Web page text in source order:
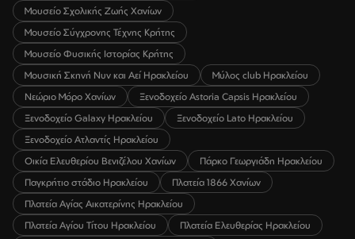
Μουσείο Σχολικής Ζωής Χανίων
Μουσείο Σύγχρονης Τέχνης Κρήτης
Μουσείο Φυσικής Ιστορίας Κρήτης
Μουσική Σκηνή Νυν και Αεί Ηρακλείου
Μύλος club Ηρακλείου
Νεώριο Μόρο Χανίων
Ξενοδοχείο Astoria Capsis Ηρακλείου
Ξενοδοχείο Galaxy Ηρακλείου
Ξενοδοχείο Lato Ηρακλείου
Ξενοδοχείο Ατλαντίς Ηρακλείου
Οικία Ελευθερίου Βενιζέλου Χανίων
Πάρκο Γεωργιάδη Ηρακλείου
Παγκρήτιο στάδιο Ηρακλείου
Πλατεία 1866 Χανίων
Πλατεία Αγίας Αικατερίνης Ηρακλείου
Πλατεία Αγίου Τίτου Ηρακλείου
Πλατεία Ελευθερίας Ηρακλείου